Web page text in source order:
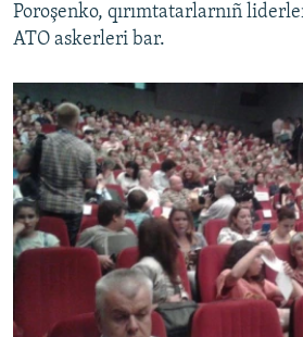
Русский
Українською
QOŞULIÑIZ!
RFE/RS bütün saytları
Poroşenko, qırımtatarlarnıñ
ATO askerleri bar.